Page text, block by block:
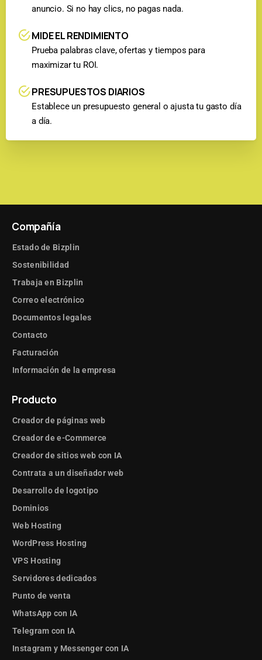
anuncio. Si no hay clics, no pagas nada.
MIDE EL RENDIMIENTO
Prueba palabras clave, ofertas y tiempos para
maximizar tu ROI.
PRESUPUESTOS DIARIOS
Establece un presupuesto general o ajusta tu gasto día
a día.
Compañía
Estado de Bizplin
Sostenibilidad
Trabaja en Bizplin
Correo electrónico
Documentos legales
Contacto
Facturación
Información de la empresa
Producto
Creador de páginas web
Creador de e-Commerce
Creador de sitios web con IA
Contrata a un diseñador web
Desarrollo de logotipo
Dominios
Web Hosting
WordPress Hosting
VPS Hosting
Servidores dedicados
Punto de venta
WhatsApp con IA
Telegram con IA
Instagram y Messenger con IA